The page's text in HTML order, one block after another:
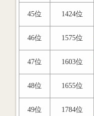
45位 1424位
46位 1575位
47位 1603位
48位 1655位
49位 1784位